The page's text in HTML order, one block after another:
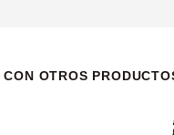
CON OTROS